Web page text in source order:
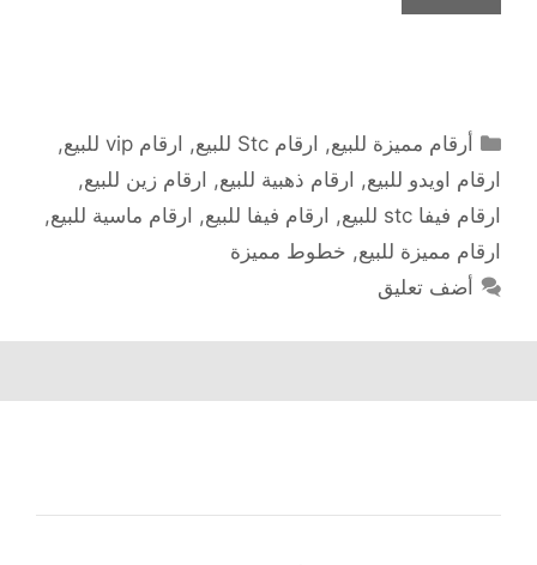
التصنيفات
أرقام مميزة للبيع, ارقام Stc للبيع , ارقام vip للبيع
,
ارقام اويدو للبيع, ارقام ذهبية للبيع, ارقام زين للبيع,
ارقام فيفا stc للبيع
, ارقام فيفا للبيع, ارقام ماسية للبيع,
ارقام مميزة للبيع, خطوط مميزة
أضف تعليق